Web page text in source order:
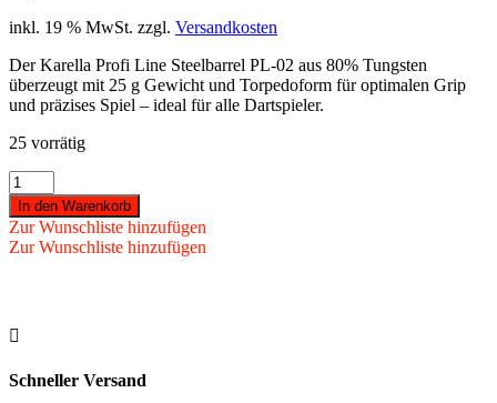
inkl. 19 % MwSt. zzgl. Versandkosten
Der Karella Profi Line Steelbarrel PL-02 aus 80% Tungsten
überzeugt mit 25 g Gewicht und Torpedoform für optimalen Grip
und präzises Spiel – ideal für alle Dartspieler.
25 vorrätig
Karella
-
Steelbarrel
Profi
Line
Tungsten
gr.
In den Warenkorb
Zur Wunschliste hinzufügen
Zur Wunschliste hinzufügen

Schneller Versand